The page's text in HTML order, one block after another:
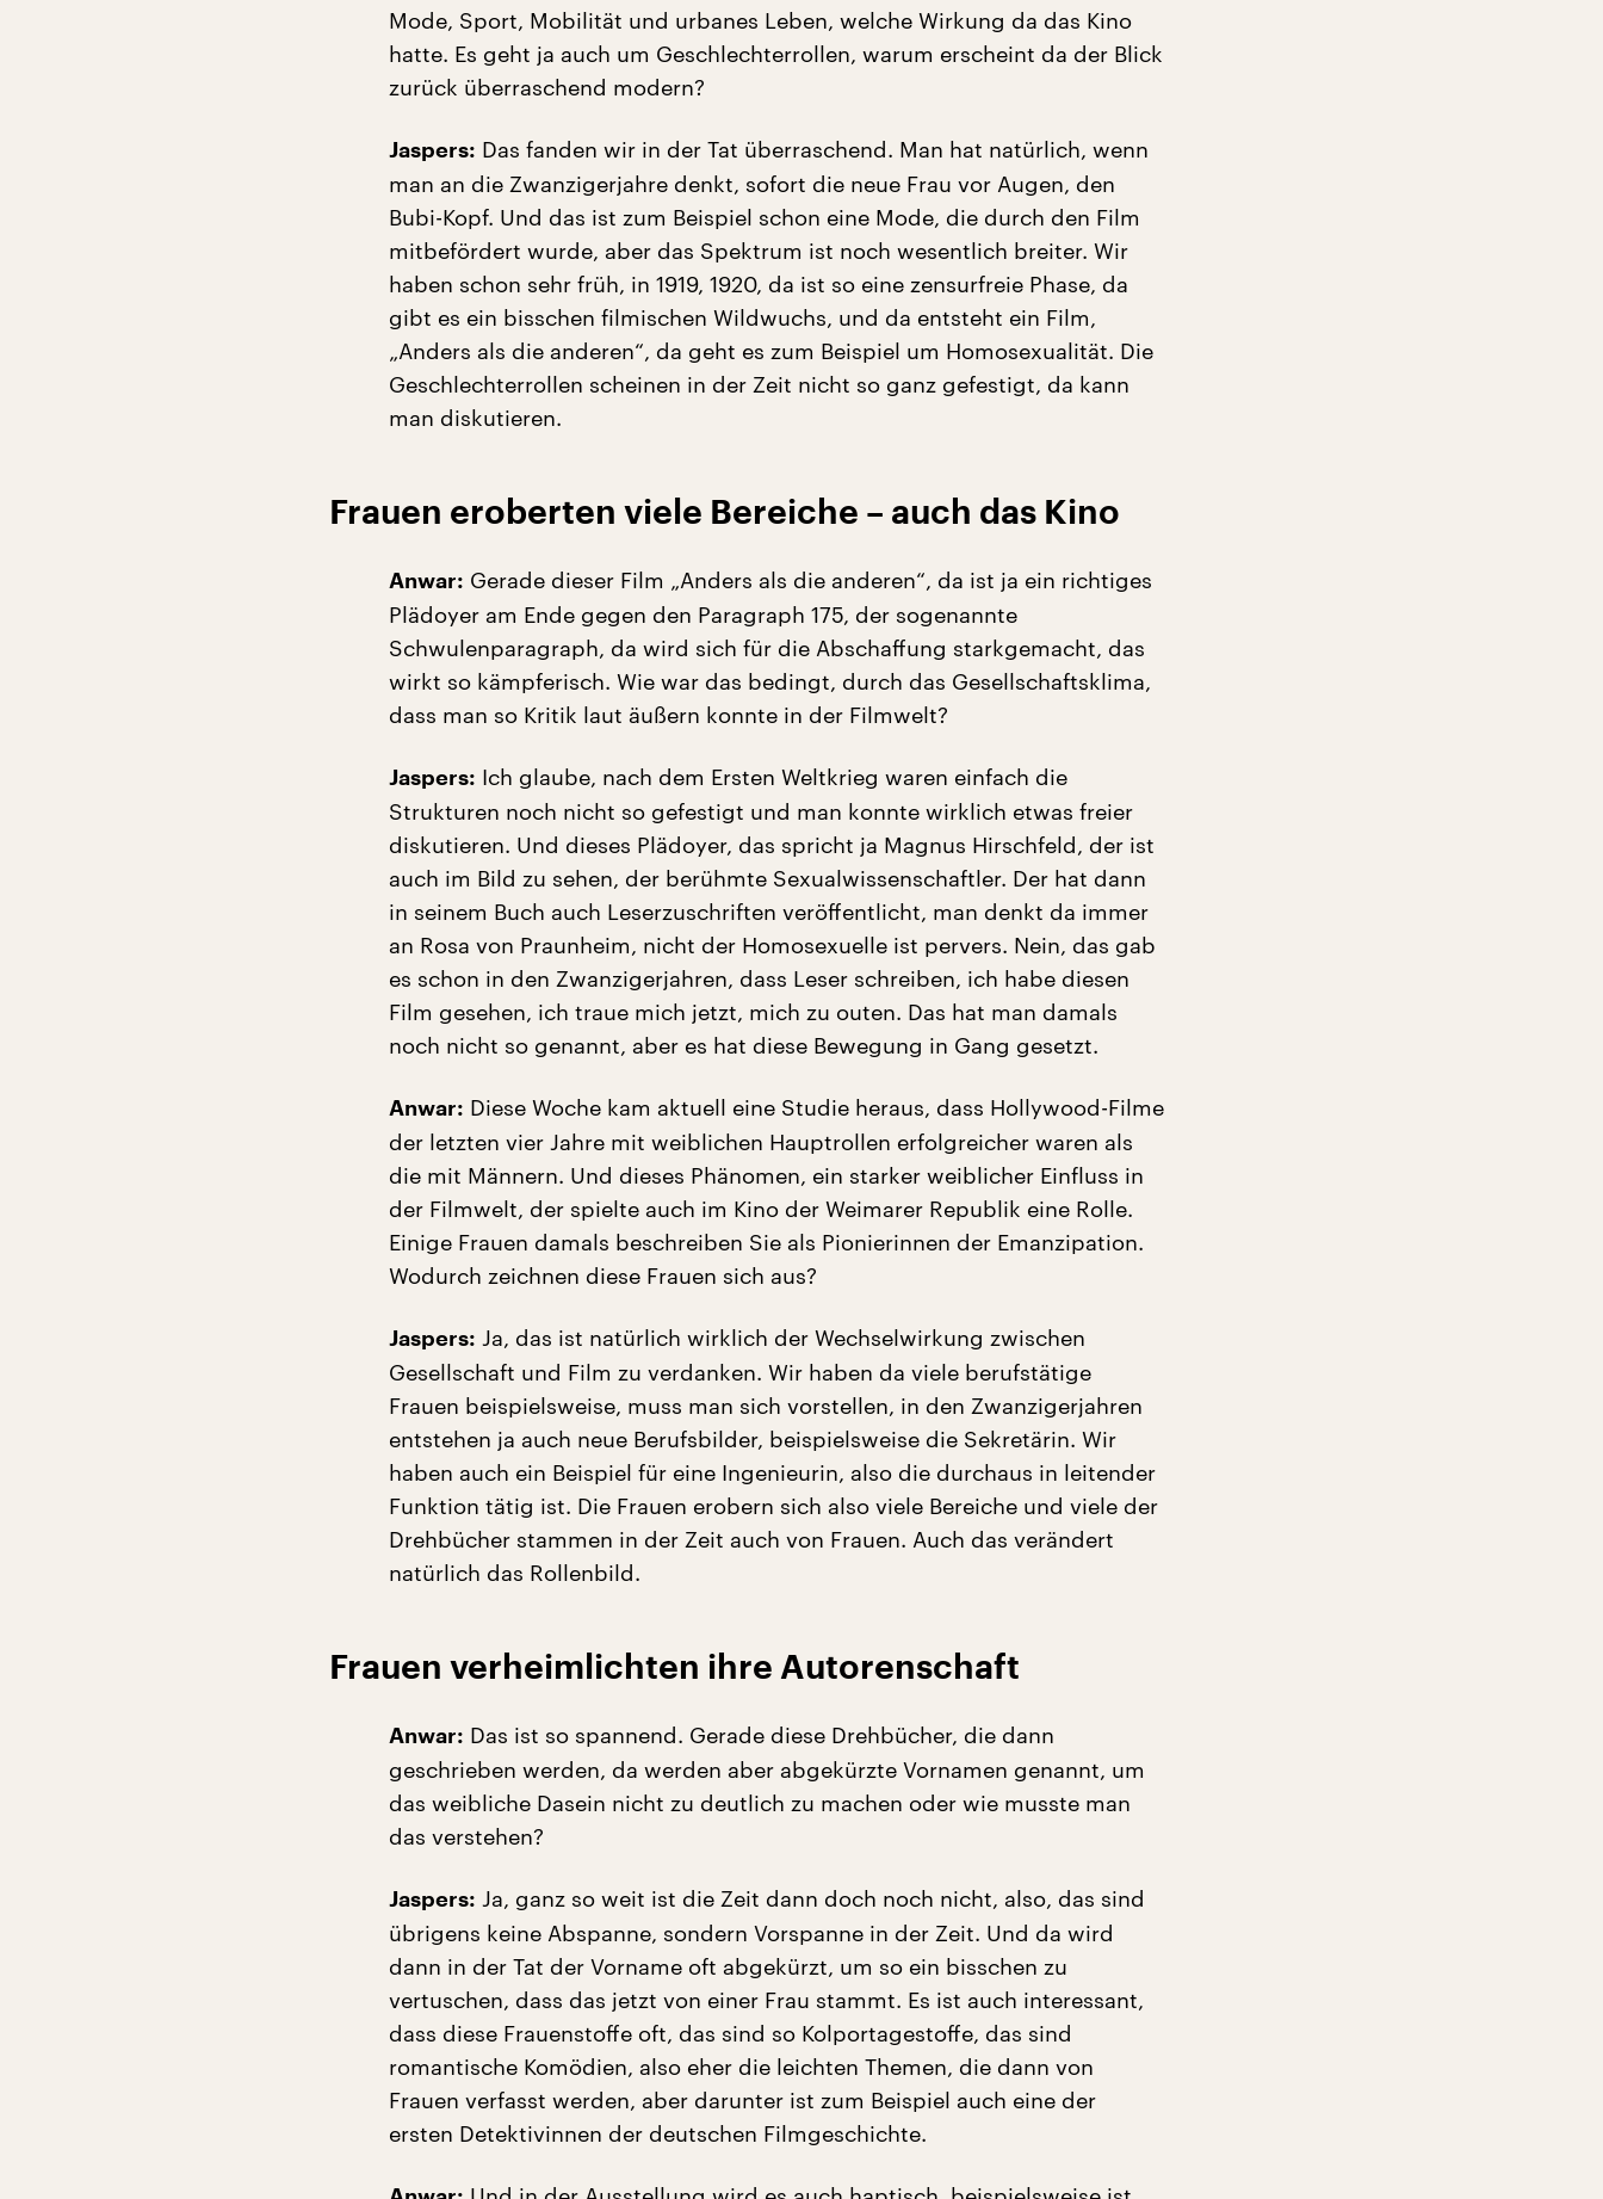
Mode, Sport, Mobilität und urbanes Leben, welche Wirkung da das Kino
hatte. Es geht ja auch um Geschlechterrollen, warum erscheint da der Blick
zurück überraschend modern?
Jaspers: Das fanden wir in der Tat überraschend. Man hat natürlich, wenn
man an die Zwanzigerjahre denkt, sofort die neue Frau vor Augen, den
Bubi-Kopf. Und das ist zum Beispiel schon eine Mode, die durch den Film
mitbefördert wurde, aber das Spektrum ist noch wesentlich breiter. Wir
haben schon sehr früh, in 1919, 1920, da ist so eine zensurfreie Phase, da
gibt es ein bisschen filmischen Wildwuchs, und da entsteht ein Film,
„Anders als die anderen“, da geht es zum Beispiel um Homosexualität. Die
Geschlechterrollen scheinen in der Zeit nicht so ganz gefestigt, da kann
man diskutieren.
Frauen eroberten viele Bereiche – auch das Kino
Anwar: Gerade dieser Film „Anders als die anderen“, da ist ja ein richtiges
Plädoyer am Ende gegen den Paragraph 175, der sogenannte
Schwulenparagraph, da wird sich für die Abschaffung starkgemacht, das
wirkt so kämpferisch. Wie war das bedingt, durch das Gesellschaftsklima,
dass man so Kritik laut äußern konnte in der Filmwelt?
Jaspers: Ich glaube, nach dem Ersten Weltkrieg waren einfach die
Strukturen noch nicht so gefestigt und man konnte wirklich etwas freier
diskutieren. Und dieses Plädoyer, das spricht ja Magnus Hirschfeld, der ist
auch im Bild zu sehen, der berühmte Sexualwissenschaftler. Der hat dann
in seinem Buch auch Leserzuschriften veröffentlicht, man denkt da immer
an Rosa von Praunheim, nicht der Homosexuelle ist pervers. Nein, das gab
es schon in den Zwanzigerjahren, dass Leser schreiben, ich habe diesen
Film gesehen, ich traue mich jetzt, mich zu outen. Das hat man damals
noch nicht so genannt, aber es hat diese Bewegung in Gang gesetzt.
Anwar: Diese Woche kam aktuell eine Studie heraus, dass Hollywood-Filme
der letzten vier Jahre mit weiblichen Hauptrollen erfolgreicher waren als
die mit Männern. Und dieses Phänomen, ein starker weiblicher Einfluss in
der Filmwelt, der spielte auch im Kino der Weimarer Republik eine Rolle.
Einige Frauen damals beschreiben Sie als Pionierinnen der Emanzipation.
Wodurch zeichnen diese Frauen sich aus?
Jaspers: Ja, das ist natürlich wirklich der Wechselwirkung zwischen
Gesellschaft und Film zu verdanken. Wir haben da viele berufstätige
Frauen beispielsweise, muss man sich vorstellen, in den Zwanzigerjahren
entstehen ja auch neue Berufsbilder, beispielsweise die Sekretärin. Wir
haben auch ein Beispiel für eine Ingenieurin, also die durchaus in leitender
Funktion tätig ist. Die Frauen erobern sich also viele Bereiche und viele der
Drehbücher stammen in der Zeit auch von Frauen. Auch das verändert
natürlich das Rollenbild.
Frauen verheimlichten ihre Autorenschaft
Anwar: Das ist so spannend. Gerade diese Drehbücher, die dann
geschrieben werden, da werden aber abgekürzte Vornamen genannt, um
das weibliche Dasein nicht zu deutlich zu machen oder wie musste man
das verstehen?
Jaspers: Ja, ganz so weit ist die Zeit dann doch noch nicht, also, das sind
übrigens keine Abspanne, sondern Vorspanne in der Zeit. Und da wird
dann in der Tat der Vorname oft abgekürzt, um so ein bisschen zu
vertuschen, dass das jetzt von einer Frau stammt. Es ist auch interessant,
dass diese Frauenstoffe oft, das sind so Kolportagestoffe, das sind
romantische Komödien, also eher die leichten Themen, die dann von
Frauen verfasst werden, aber darunter ist zum Beispiel auch eine der
ersten Detektivinnen der deutschen Filmgeschichte.